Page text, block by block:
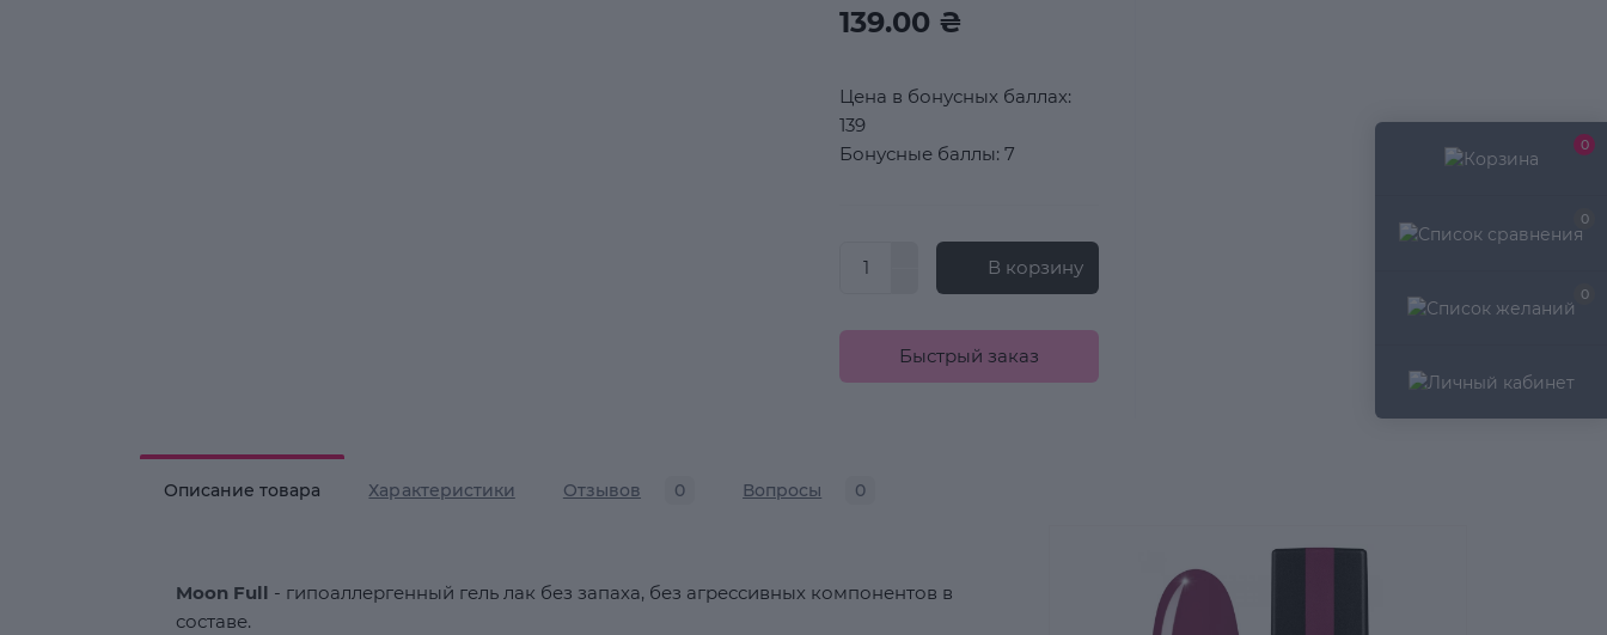
0
0
0
139.00 ₴
Цена в бонусных баллах:
139
Бонусные баллы: 7
В корзину
Быстрый заказ
Описание товара Характеристики Отзывов 0 Вопросы 0
Moon Full - гипоаллергенный гель лак без запаха, без агрессивных компонентов в
составе.